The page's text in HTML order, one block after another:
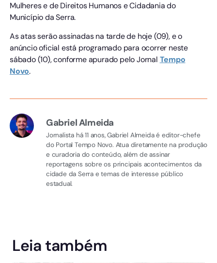
Mulheres e de Direitos Humanos e Cidadania do
Município da Serra.
As atas serão assinadas na tarde de hoje (09), e o
anúncio oficial está programado para ocorrer neste
sábado (10), conforme apurado pelo Jornal Tempo
Novo.
Gabriel Almeida
Jornalista há 11 anos, Gabriel Almeida é editor-chefe
do Portal Tempo Novo. Atua diretamente na produção
e curadoria do conteúdo, além de assinar
reportagens sobre os principais acontecimentos da
cidade da Serra e temas de interesse público
estadual.
Leia também